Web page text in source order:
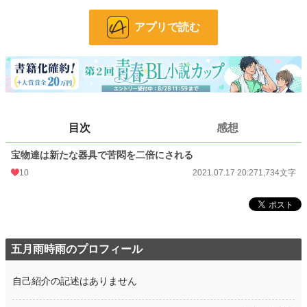
更新日時 2021.07.17 20:27
初回公開日時 2021.07.17 20:27
0 pt (228,894 位)
月間ポイント 7 pt (116,421 位)
アプリで読む
目次 感想
宝物達は新たな器具で苦悶を二倍にされる
10 2021.07.17 20:271,734文字
五月雨時雨のプロフィール
自己紹介の記述はありません